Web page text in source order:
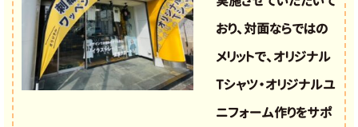
おり、対面ならではの
メリットで、オリジナル
Tシャツ・オリジナルユ
ニフォーム作りをサポ